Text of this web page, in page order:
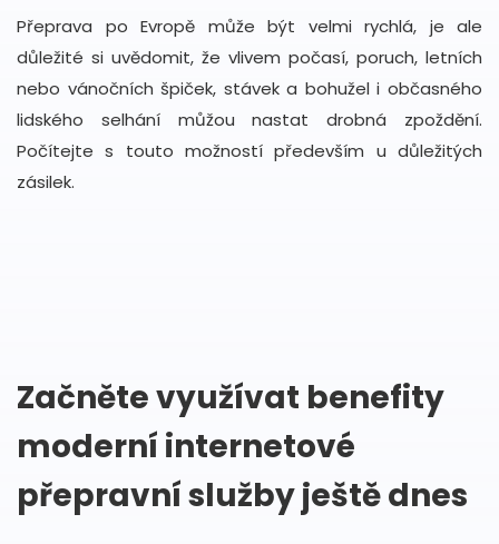
Přeprava po Evropě může být velmi rychlá, je ale
důležité si uvědomit, že vlivem počasí, poruch, letních
nebo vánočních špiček, stávek a bohužel i občasného
lidského selhání můžou nastat drobná zpoždění.
Počítejte s touto možností především u důležitých
zásilek.
Začněte využívat benefity
moderní internetové
přepravní služby ještě dnes